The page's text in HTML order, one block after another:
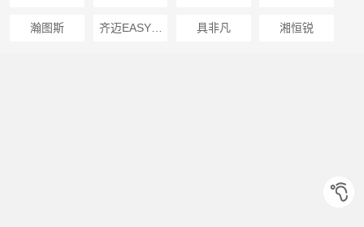
瀚图斯 齐迈EASYUSE 具非凡 湘恒锐